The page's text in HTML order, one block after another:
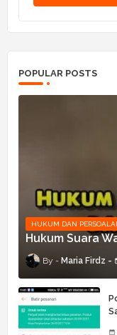
POPULAR POSTS
HUKUM DAN
Hukum Suara
Maria Firdz